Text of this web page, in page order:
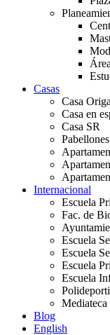
Casas
Casa
Casa en
Casa SR
Internacional
Escuela
Fac. de
Escuela
Escuela
Escuela
Escuela
Mediateca
Blog
English